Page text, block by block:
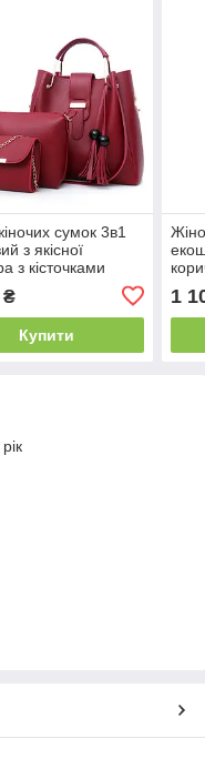
сумок 3в1
з якісної
з кісточками
Купити
1